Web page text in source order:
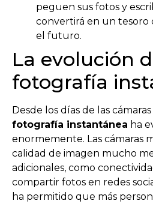
peguen sus fotos y
convertirá en un tesoro
el futuro.
La evolución
fotografía
Desde los días de las
fotografía instantánea ha
enormemente. Las cámaras
calidad de imagen mucho
adicionales, como
compartir fotos en redes
ha permitido que más